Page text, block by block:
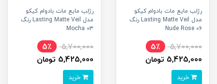
رژلب مایع مات بادوام کیکو
مدل Lasting Matte Veil رنگ
06 Nude Rose
5,700,000
5٪
5,425,000 تومان
رژلب مایع مات بادوام کیکو
مدل Lasting Matte Veil رنگ
03 Mocha
5,700,000
5٪
5,425,000 تومان